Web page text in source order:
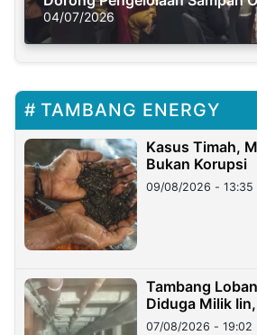
Solusi Krisis Iklim
04/07/2026
TAMBANG ENERGY
Kasus Timah,
Bukan Korupsi
09/08/2026 - 13:35
Tambang
Diduga Milik
07/08/2026 - 19:02